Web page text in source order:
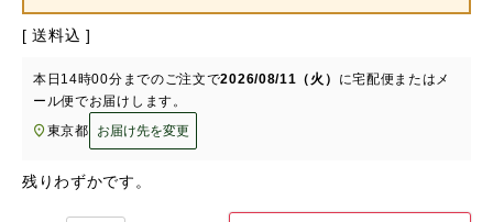
送料込
本日 14時00分 までのご注文で2026/08/11（火） に宅配便またはメ
ール便でお届けします。
東京都
お届け先を変更
残りわずかです。